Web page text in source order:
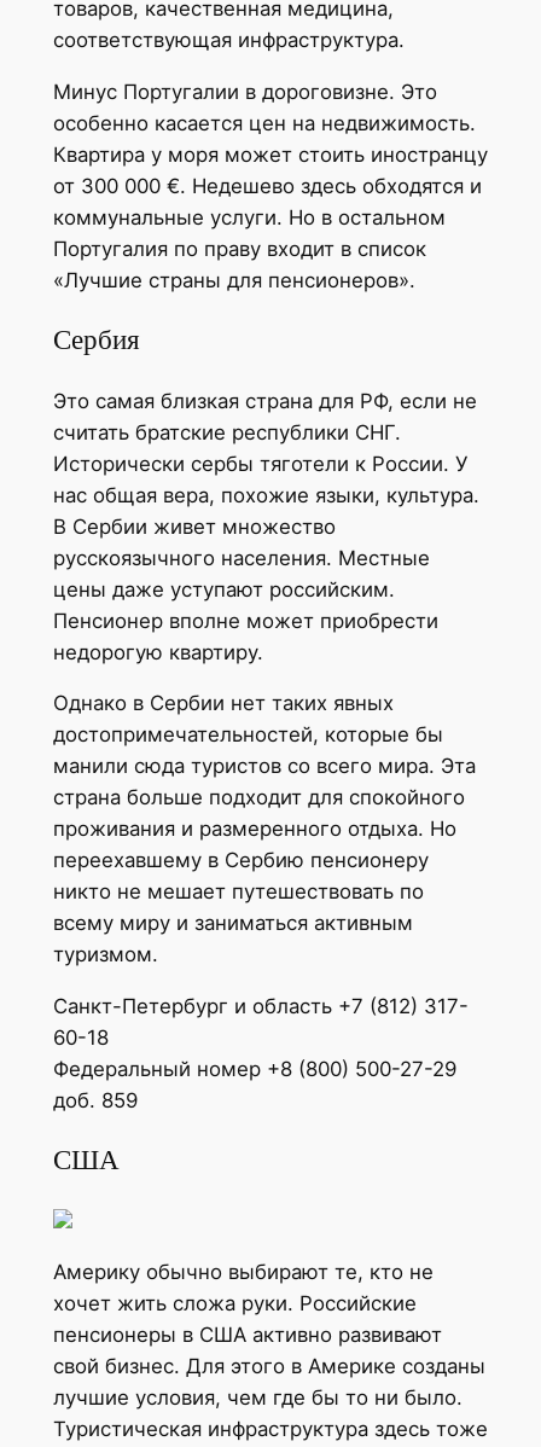
товаров, качественная медицина,
соответствующая инфраструктура.
Минус Португалии в дороговизне. Это
особенно касается цен на недвижимость.
Квартира у моря может стоить иностранцу
от 300 000 €. Недешево здесь обходятся и
коммунальные услуги. Но в остальном
Португалия по праву входит в список
«Лучшие страны для пенсионеров».
Сербия
Это самая близкая страна для РФ, если не
считать братские республики СНГ.
Исторически сербы тяготели к России. У
нас общая вера, похожие языки, культура.
В Сербии живет множество
русскоязычного населения. Местные
цены даже уступают российским.
Пенсионер вполне может приобрести
недорогую квартиру.
Однако в Сербии нет таких явных
достопримечательностей, которые бы
манили сюда туристов со всего мира. Эта
страна больше подходит для спокойного
проживания и размеренного отдыха. Но
переехавшему в Сербию пенсионеру
никто не мешает путешествовать по
всему миру и заниматься активным
туризмом.
Санкт-Петербург и область +7 (812) 317-
60-18
Федеральный номер +8 (800) 500-27-29
доб. 859
США
Америку обычно выбирают те, кто не
хочет жить сложа руки. Российские
пенсионеры в США активно развивают
свой бизнес. Для этого в Америке созданы
лучшие условия, чем где бы то ни было.
Туристическая инфраструктура здесь тоже